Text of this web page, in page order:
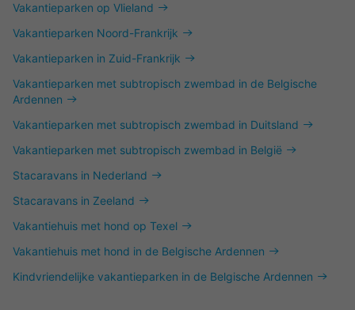
Vakantieparken op Vlieland
Vakantieparken Noord-Frankrijk
Vakantieparken in Zuid-Frankrijk
Vakantieparken met subtropisch zwembad in de Belgische
Ardennen
Vakantieparken met subtropisch zwembad in Duitsland
Vakantieparken met subtropisch zwembad in België
Stacaravans in Nederland
Stacaravans in Zeeland
Vakantiehuis met hond op Texel
Vakantiehuis met hond in de Belgische Ardennen
Kindvriendelijke vakantieparken in de Belgische Ardennen